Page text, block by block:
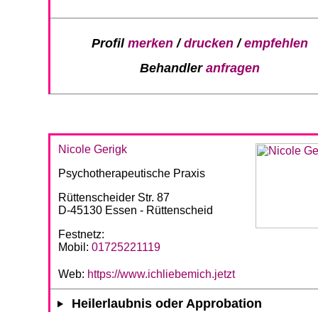
Profil merken/drucken/empfehlen
Behandler anfragen
Nicole Gerigk
Psychotherapeutische Praxis
Rüttenscheider Str. 87
D-45130 Essen - Rüttenscheid
Festnetz:
Mobil: 01725221119
Web: https://www.ichliebemich.jetzt
Heilerlaubnis oder Approbation